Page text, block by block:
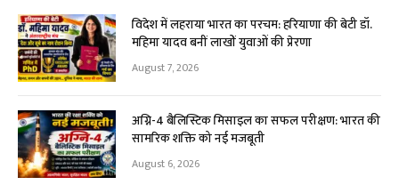
विदेश में लहराया भारत का परचम: हरियाणा की बेटी डॉ.
महिमा यादव बनीं लाखों युवाओं की प्रेरणा
August 7, 2026
अग्नि-4 बैलिस्टिक मिसाइल का सफल परीक्षण: भारत की
सामरिक शक्ति को नई मजबूती
August 6, 2026